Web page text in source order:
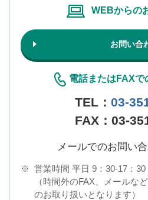
WEBからの
お問い合
電話またはFAXで
TEL： 03-
FAX：03-
メールでのお問い
※ 営業時間 平日 9：30-17：30
（時間外のFAX、メールな
のお取り扱いとなります）